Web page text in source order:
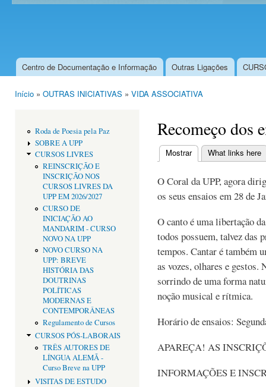
Menu principal
Centro de Documentação e Informação Outras Ligações
Início » OUTRAS INICIATIVAS » VIDA ASSOCIATIVA
Roda de Poesia pela Paz
SOBRE A UPP
CURSOS LIVRES
REINSCRIÇÃO E
INSCRIÇÃO NOS
CURSOS LIVRES DA
UPP EM 2026/2027
CURSO DE
INICIAÇÃO AO
MANDARIM - CURSO
NOVO NA UPP
NOVO CURSO NA
UPP: BREVE
HISTÓRIA DAS
DOUTRINAS
POLÍTICAS
MODERNAS E
CONTEMPORÂNEAS
Regulamento de Cursos
CURSOS PÓS-LABORAIS
TRÊS AUTORES DE
LÍNGUA ALEMÃ -
Curso Breve na UPP
VISITAS DE ESTUDO
Recomeço dos
Separadores
Mostrar(separador ativo)
What links here
O Coral da UPP, agora
os seus ensaios em 28 de
O canto é uma libertação
todos possuem, talvez das
tempos. Cantar é também
as vozes, olhares e gestos.
sorrindo de uma forma
noção musical e rítmica.
Horário de ensaios:
APAREÇA! AS
INFORMAÇÕES E